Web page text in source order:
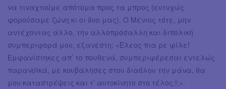
να τιναχτούμε απότομα προς τα μπρος (ευτυχώς
φορούσαμε ζώνη κι οι δυο μας). Ο Μένιος τότε, μην
αντέχοντας άλλο, την αλλοπρόσαλλη και διπολική
συμπεριφορά μου, εξανέστη: «Έλεος πια ρε φίλε!
Εμφανίστηκες απ’ το πουθενά, συμπεριφέρεσαι εντελώς
παρανοϊκά, με κουβάλησες στου διαόλου την μάνα, θα
μου καταστρέψεις και τ’ αυτοκίνητο στο τέλος;!;».